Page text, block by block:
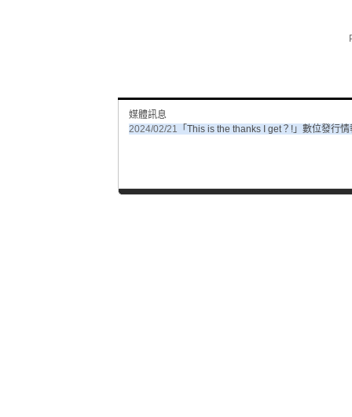
媒體訊息
2024/02/21 「This is the thanks I get？!」數位發行情